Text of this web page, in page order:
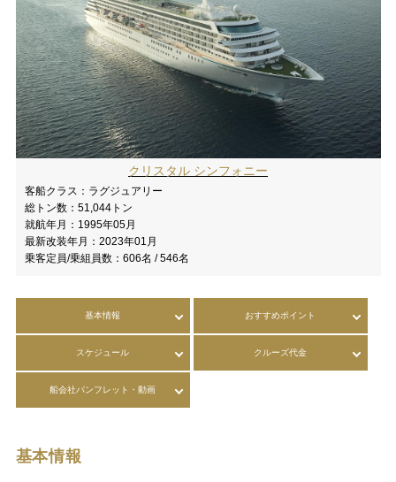
クリスタル シンフォニー
客船クラス： ラグジュアリー
総トン数： 51,044トン
就航年月： 1995年05月
最新改装年月： 2023年01月
乗客定員/乗組員数： 606名 / 546名
基本情報 おすすめポイント
スケジュール クルーズ代金
船会社パンフレット・動画
基本情報